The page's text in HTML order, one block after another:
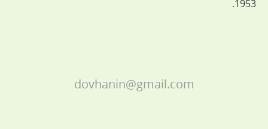
1953.
dovhanin@gmail.com